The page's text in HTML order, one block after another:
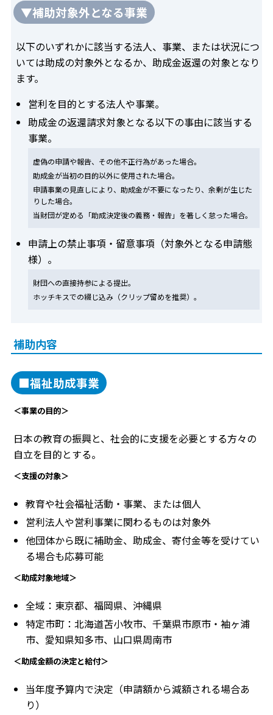
▼補助対象外となる事業
以下のいずれかに該当する法人、事業、または状況につ
いては助成の対象外となるか、助成金返還の対象となり
ます。
営利を目的とする法人や事業。
助成金の返還請求対象となる以下の事由に該当する
事業。
虚偽の申請や報告、その他不正行為があった場合。
助成金が当初の目的以外に使用された場合。
申請事業の見直しにより、助成金が不要になったり、余剰が生じた
りした場合。
当財団が定める「助成決定後の義務・報告」を著しく怠った場合。
申請上の禁止事項・留意事項（対象外となる申請態
様）。
財団への直接持参による提出。
ホッチキスでの綴じ込み（クリップ留めを推奨）。
補助内容
■福祉助成事業
＜事業の目的＞
日本の教育の振興と、社会的に支援を必要とする方々の
自立を目的とする。
＜支援の対象＞
教育や社会福祉活動・事業、または個人
営利法人や営利事業に関わるものは対象外
他団体から既に補助金、助成金、寄付金等を受けてい
る場合も応募可能
＜助成対象地域＞
全域：東京都、福岡県、沖縄県
特定市町：北海道苫小牧市、千葉県市原市・袖ヶ浦
市、愛知県知多市、山口県周南市
＜助成金額の決定と給付＞
当年度予算内で決定（申請額から減額される場合あ
り）